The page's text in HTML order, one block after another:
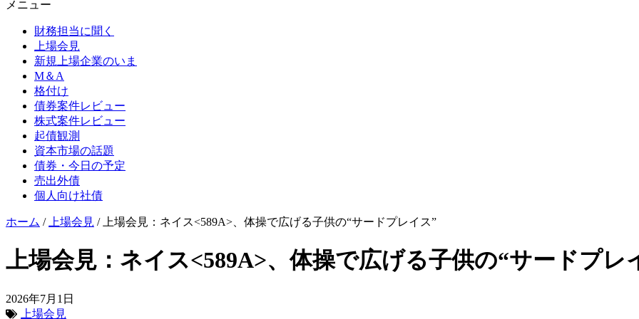
メニュー
財務担当に聞く
上場会見
新規上場企業のいま
M＆A
格付け
債券案件レビュー
株式案件レビュー
起債観測
資本市場の話題
債券・今日の予定
売出外債
個人向け社債
ホーム / 上場会見 / 上場会見：ネイス<589A>、体操で広げる子供の“サードプレイス”
上場会見：ネイス<589A>、体操で広げる子供の“サードプレ
2026年7月1日
上場会見